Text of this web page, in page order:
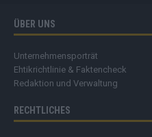
ÜBER UNS
Unternehmensporträt
Ehtikrichtlinie & Faktencheck
Redaktion und Verwaltung
RECHTLICHES